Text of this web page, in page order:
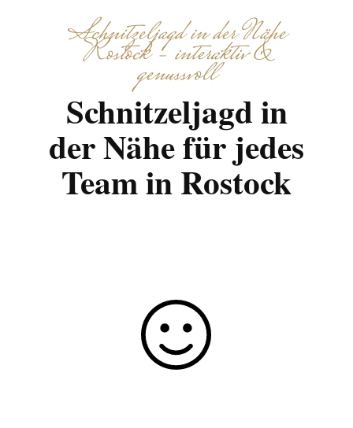
Schnitzeljagd in der Nähe
Rostock – interaktiv &
genussvoll
Schnitzeljagd in
der Nähe für jedes
Team in Rostock